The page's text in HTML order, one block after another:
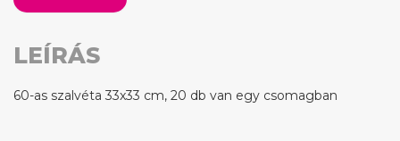
LEÍRÁS
60-as szalvéta 33x33 cm, 20 db van egy csomagban